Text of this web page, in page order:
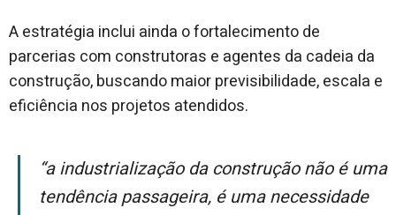
A estratégia inclui ainda o fortalecimento de
parcerias com construtoras e agentes da cadeia da
construção, buscando maior previsibilidade, escala e
eficiência nos projetos atendidos.
“A industrialização da construção não é uma
tendência passageira, é uma necessidade